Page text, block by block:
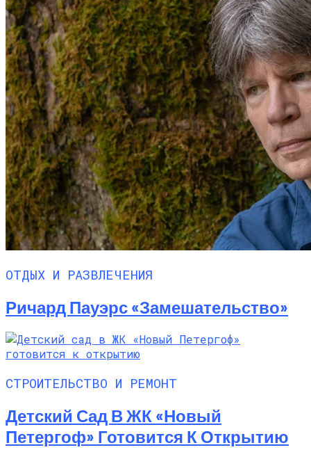
ОТДЫХ И РАЗВЛЕЧЕНИЯ
Ричард Пауэрс «Замешательство»
СТРОИТЕЛЬСТВО И РЕМОНТ
Детский Сад В ЖК «Новый
Петергоф» Готовится К Открытию